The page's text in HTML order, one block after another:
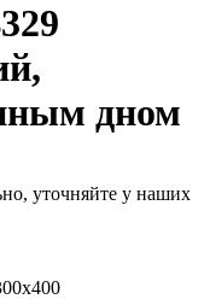
дном
уточняйте у наших